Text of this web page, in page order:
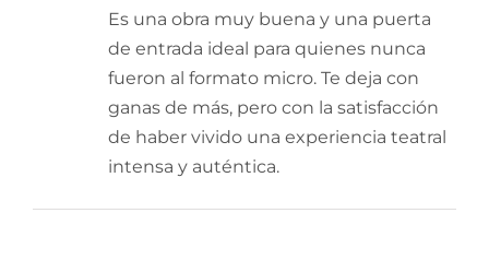
Es una obra muy buena y una puerta
de entrada ideal para quienes nunca
fueron al formato micro. Te deja con
ganas de más, pero con la satisfacción
de haber vivido una experiencia teatral
intensa y auténtica.